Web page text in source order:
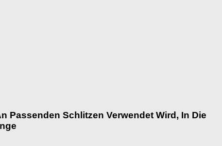
Passenden Schlitzen Verwendet Wird, In Die